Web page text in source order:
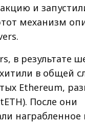
и
механизм
в результате
в общей
Ethereum,
После они
награбленное